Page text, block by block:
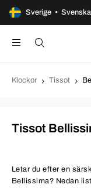
Sverige • Svenska
dagars öppet köp
Klockor Tissot
Tissot
Letar du efter en
Bellissima? Nedan